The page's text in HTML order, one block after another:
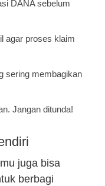
DANA sebelum
agar proses klaim
sering membagikan
Jangan ditunda!
juga bisa
berbagi